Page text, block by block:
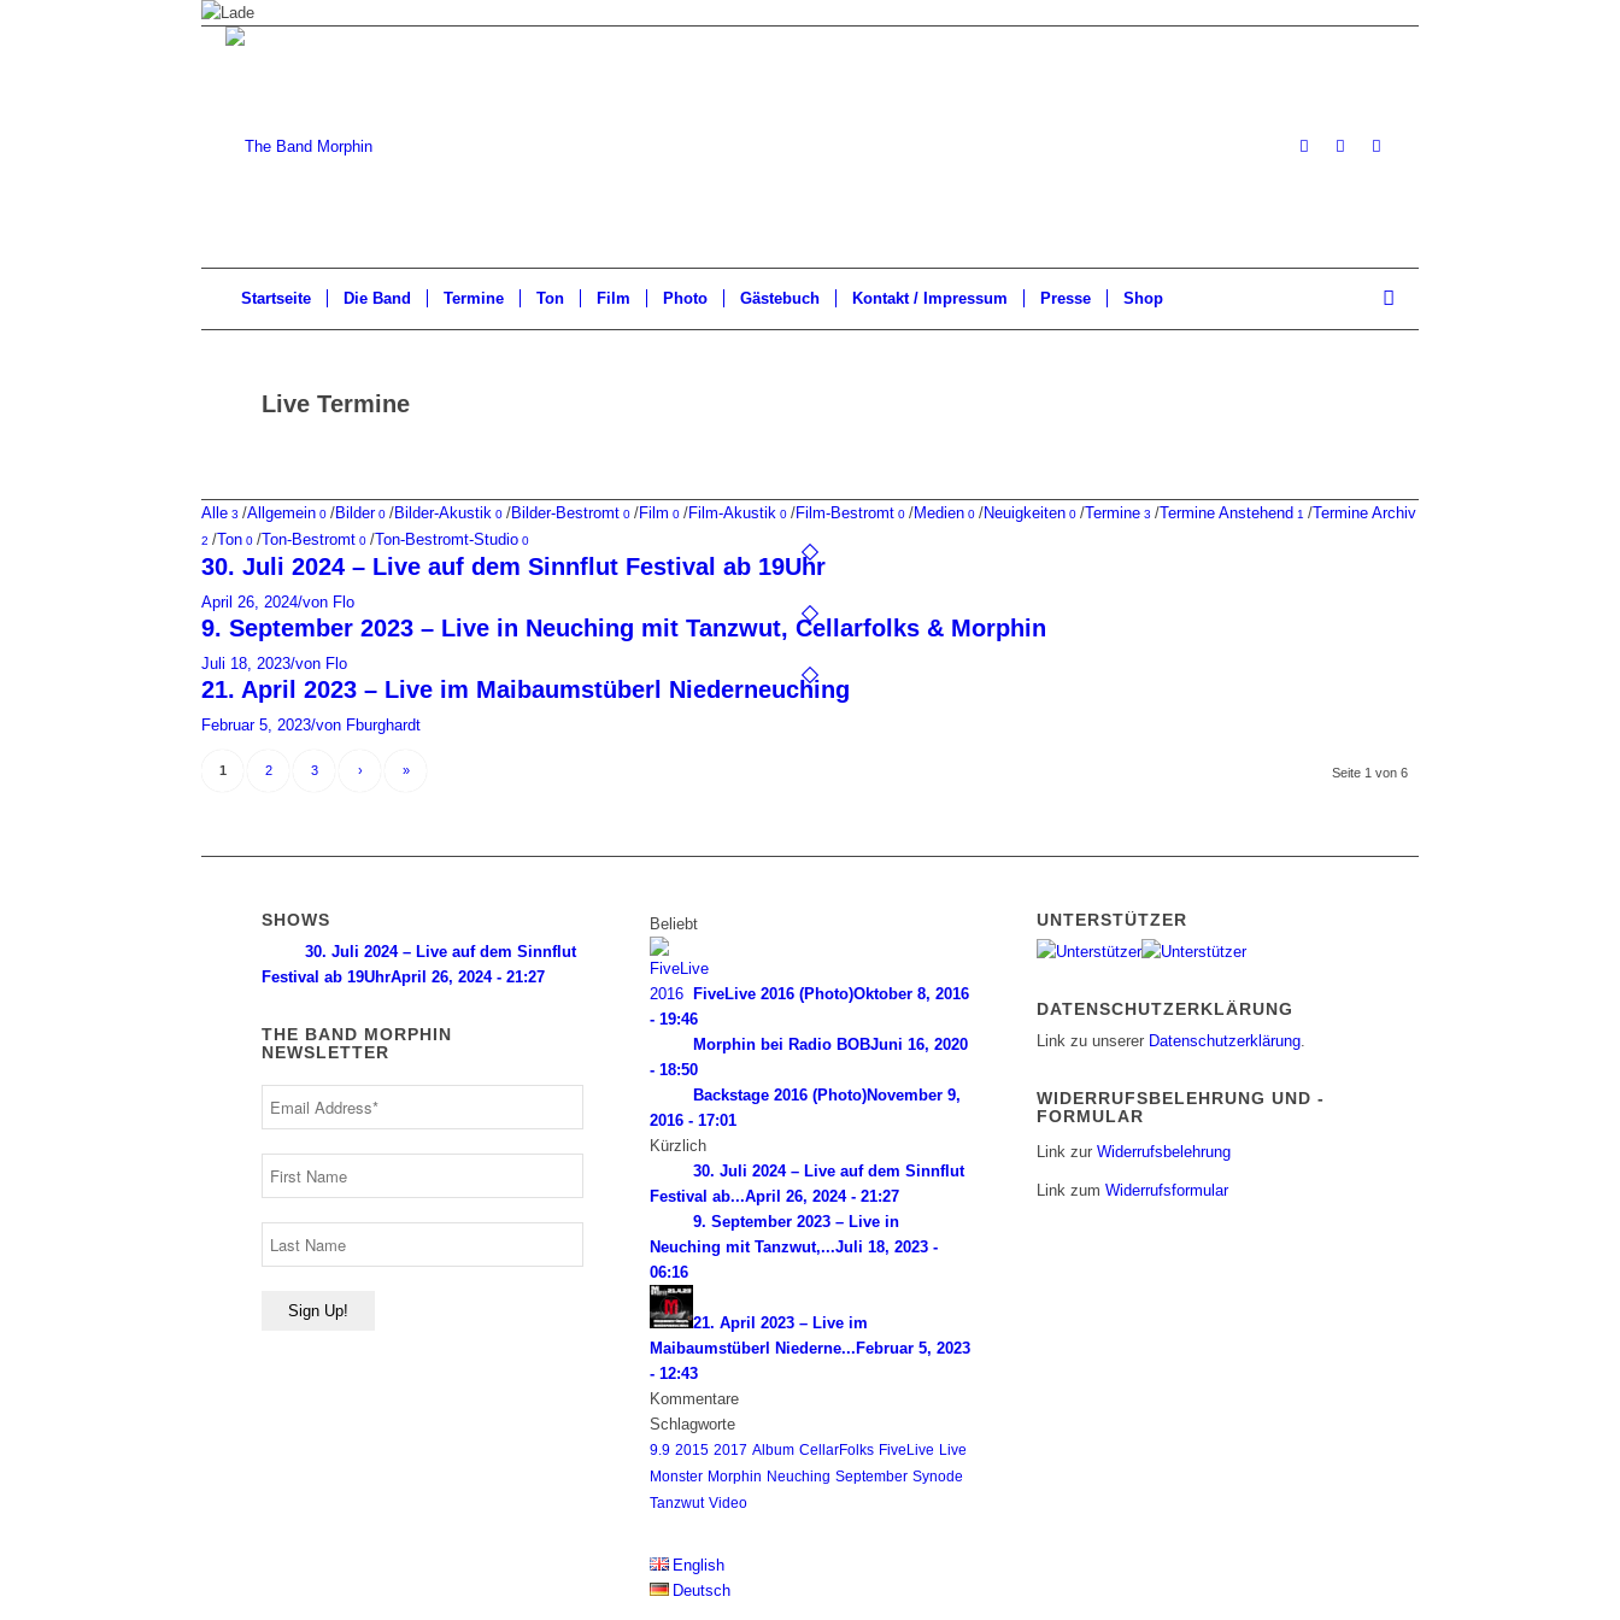
Startseite Die Band Termine Ton Film Photo Gästebuch Kontakt / Impressum Presse Shop
Live Termine
Alle 3 /Allgemein 0 /Bilder0 /Bilder-Akustik 0 /Bilder-Bestromt 0 /Film 0 /Film-Akustik 0 /Film-Bestromt 0 /Medien 0 /Neuigkeiten 0 /Termine 3 /Termine Anstehend 1 /Termine Archiv
2 /Ton 0 /Ton-Bestromt 0 /Ton-Bestromt-Studio 0
30. Juli 2024 – Live auf dem Sinnflut Festival ab 19Uhr
April 26, 2024/von Flo
9. September 2023 – Live in Neuching mit Tanzwut, Cellarfolks & Morphin
Juli 18, 2023/von Flo
21. April 2023 – Live im Maibaumstüberl Niederneuching
Februar 5, 2023/von Fburghardt
Seite 1 von 6
1 2 3 › »
SHOWS
30. Juli 2024 – Live auf dem Sinnflut
Festival ab 19UhrApril 26, 2024 - 21:27
THE BAND MORPHIN
NEWSLETTER
Beliebt
FiveLive 2016 (Photo)Oktober 8, 2016
- 19:46
Morphin bei Radio BOBJuni 16, 2020
- 18:50
Backstage 2016 (Photo)November 9,
2016 - 17:01
Kürzlich
30. Juli 2024 – Live auf dem Sinnflut
Festival ab...April 26, 2024 - 21:27
9. September 2023 – Live in
Neuching mit Tanzwut,...Juli 18, 2023 -
06:16
21. April 2023 – Live im
Maibaumstüberl Niederne... Februar 5, 2023
- 12:43
Kommentare
Schlagworte
9.9 2015 2017 Album CellarFolks FiveLive Live
Monster Morphin Neuching September Synode
Tanzwut Video
English
Deutsch
UNTERSTÜTZER
DATENSCHUTZERKLÄRUNG
Link zu unserer Datenschutzerklärung.
WIDERRUFSBELEHRUNG UND -
FORMULAR
Link zurWiderrufsbelehrung
Link zumWiderrufsformular